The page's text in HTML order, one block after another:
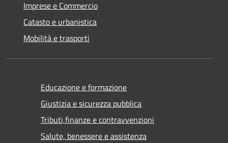
Imprese e Commercio
Catasto e urbanistica
Mobilità e trasporti
Educazione e formazione
Giustizia e sicurezza pubblica
Tributi,finanze e contravvenzioni
Salute, benessere e assistenza